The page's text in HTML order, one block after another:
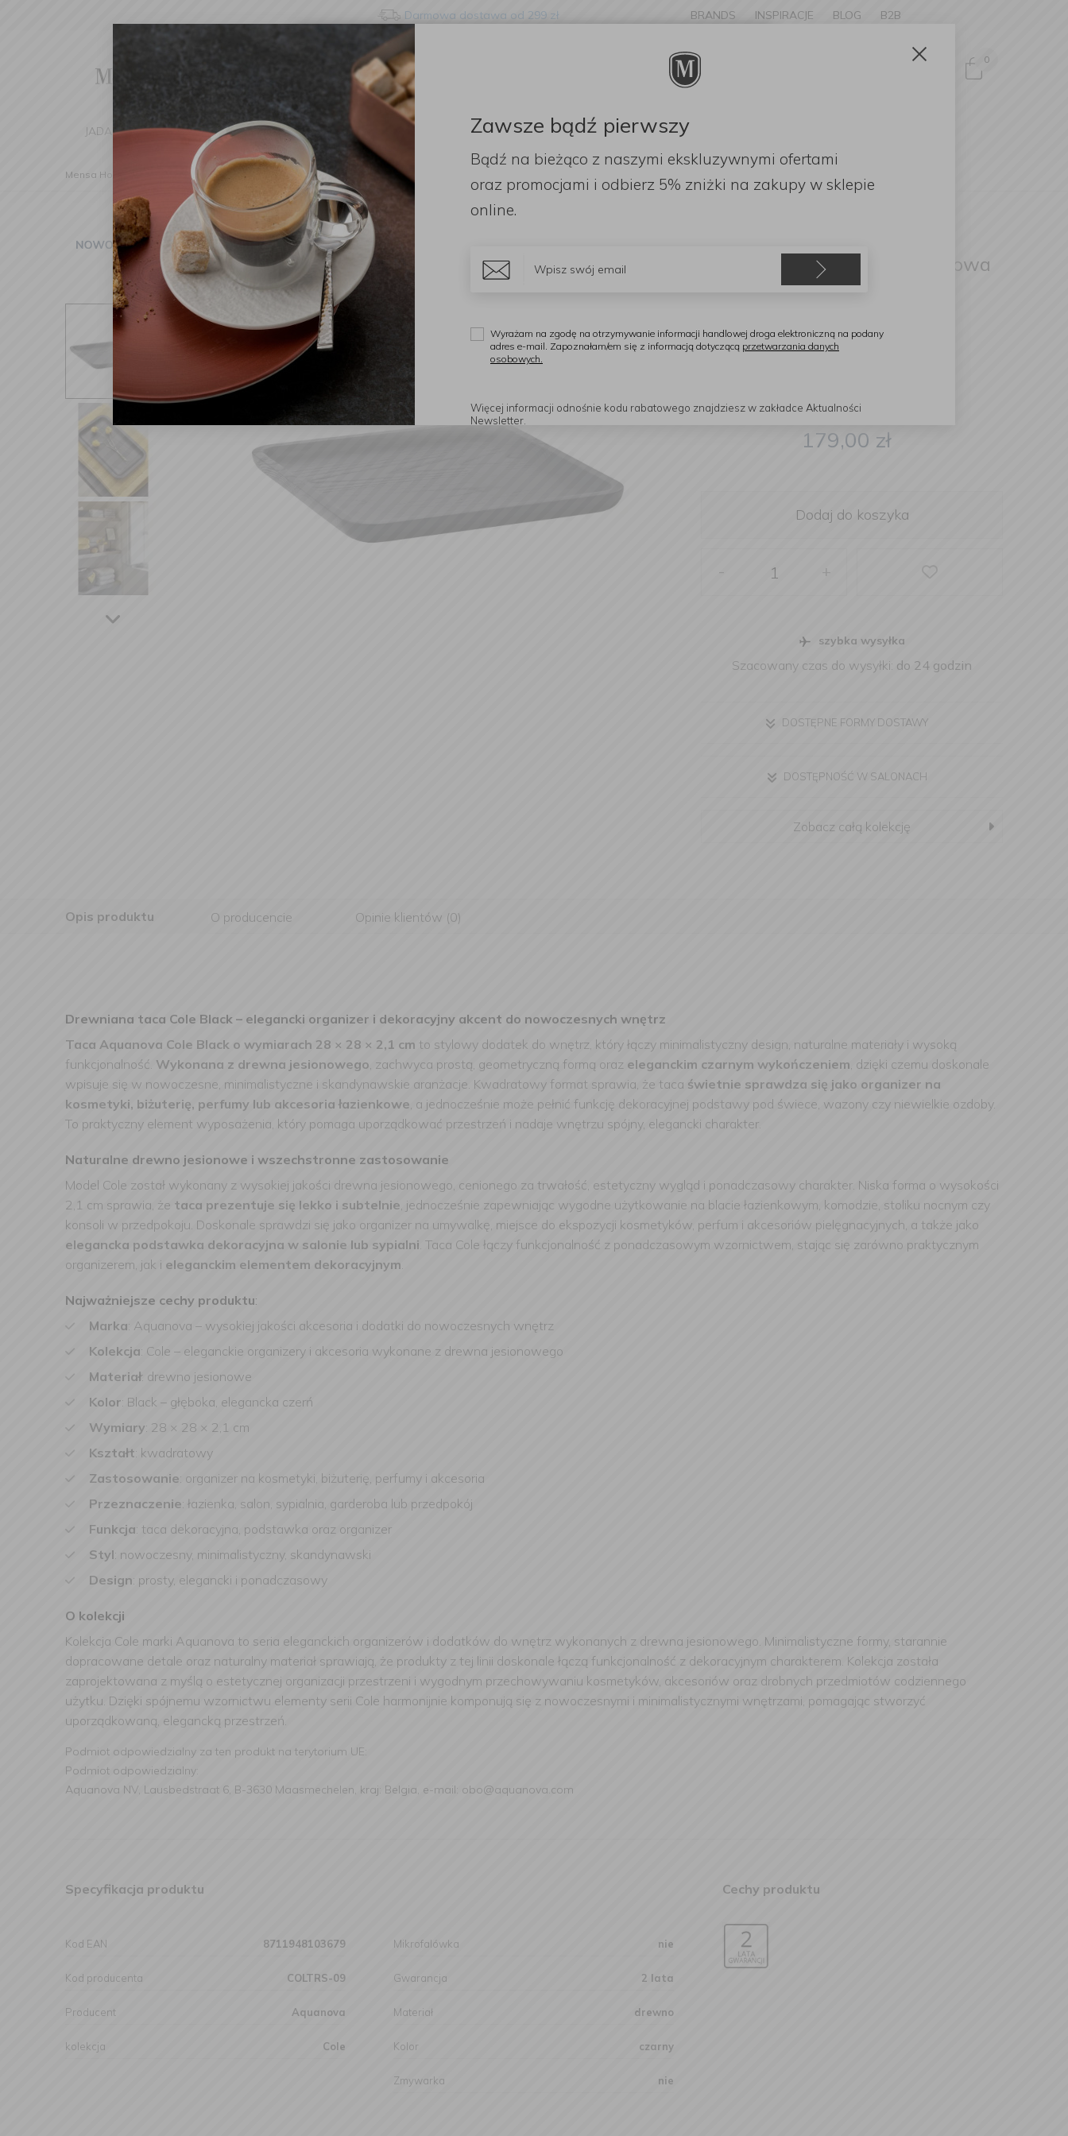
Darmowa dostawa od 299 zł BRANDS INSPIRACJE BLOG B2B
0
JADALNIA KUCHNIA DOM DEKORACJE ZAPACHY DODATKI OGRÓD
Mensa Home Dekoracje Tace Taca Cole 28x28cm kwadratowa czarna
Taca Cole 28x28cm kwadratowa
179,00 zł
Dodaj do koszyka
-
szybka wysyłka
Szacowany czas do wysyłki: do 24 godzin
DOSTĘPNE FORMY DOSTAWY
DOSTĘPNOŚĆ W SALONACH
Zobacz całą kolekcję
Opis produktu O producencie Opinie klientów (0)
Drewniana taca Cole Black – elegancki organizer i dekoracyjny akcent do nowoczesnych wnętrz
Taca Aquanova Cole Black o wymiarach 28 × 28 × 2,1 cm to stylowy dodatek do wnętrz, który łączy minimalistyczny design, naturalne materiały i wysoką
funkcjonalność. Wykonana z drewna jesionowego, zachwyca prostą, geometryczną formą oraz eleganckim czarnym wykończeniem, dzięki czemu doskonale
wpisuje się w nowoczesne, minimalistyczne i skandynawskie aranżacje. Kwadratowy format sprawia, że taca świetnie sprawdza się jako organizer na
kosmetyki, biżuterię, perfumy lub akcesoria łazienkowe, a jednocześnie może pełnić funkcję dekoracyjnej podstawy pod świece, wazony czy niewielkie ozdoby.
To praktyczny element wyposażenia, który pomaga uporządkować przestrzeń i nadaje wnętrzu spójny, elegancki charakter.
Naturalne drewno jesionowe i wszechstronne zastosowanie
Model Cole został wykonany z wysokiej jakości drewna jesionowego, cenionego za trwałość, estetyczny wygląd i ponadczasowy charakter. Niska forma o wysokości
2,1 cm sprawia, że taca prezentuje się lekko i subtelnie, jednocześnie zapewniając wygodne użytkowanie na blacie łazienkowym, komodzie, stoliku nocnym czy
konsoli w przedpokoju. Doskonale sprawdzi się jako organizer na umywalkę, miejsce do ekspozycji kosmetyków, perfum i akcesoriów pielęgnacyjnych, a także jako
elegancka podstawka dekoracyjna w salonie lub sypialni. Taca Cole łączy funkcjonalność z ponadczasowym wzornictwem, stając się zarówno praktycznym
organizerem, jak i eleganckim elementem dekoracyjnym.
Najważniejsze cechy produktu:
Marka: Aquanova – wysokiej jakości akcesoria i dodatki do nowoczesnych wnętrz
Kolekcja: Cole – eleganckie organizery i akcesoria wykonane z drewna jesionowego
Materiał: drewno jesionowe
Kolor: Black – głęboka, elegancka czerń
Wymiary: 28 × 28 × 2,1 cm
Kształt: kwadratowy
Zastosowanie: organizer na kosmetyki, biżuterię, perfumy i akcesoria
Przeznaczenie: łazienka, salon, sypialnia, garderoba lub przedpokój
Funkcja: taca dekoracyjna, podstawka oraz organizer
Styl: nowoczesny, minimalistyczny, skandynawski
Design: prosty, elegancki i ponadczasowy
O kolekcji
Kolekcja Cole marki Aquanova to seria eleganckich organizerów i dodatków do wnętrz wykonanych z drewna jesionowego. Minimalistyczne formy, starannie
dopracowane detale oraz naturalny materiał sprawiają, że produkty z tej linii doskonale łączą funkcjonalność z dekoracyjnym charakterem. Kolekcja została
zaprojektowana z myślą o estetycznej organizacji przestrzeni i wygodnym przechowywaniu kosmetyków, akcesoriów oraz drobnych przedmiotów codziennego
użytku. Dzięki spójnemu wzornictwu elementy serii Cole harmonijnie komponują się z nowoczesnymi i minimalistycznymi wnętrzami, pomagając stworzyć
uporządkowaną, elegancką przestrzeń.
Podmiot odpowiedzialny za ten produkt na terytorium UE:
Podmiot odpowiedzialny:
Aquanova NV, Lausbedstraat 6, B-3630 Maasmechelen, kraj: Belgia, e-mail: obo@aquanova.com
Specyfikacja produktu
Kod EAN 8711948103679
Kod producenta COLTRS-09
Producent Aquanova
kolekcja Cole
Mikrofalówka nie
Gwarancja 2 lata
Materiał drewno
Kolor czarny
Zmywarka nie
Cechy produktu
Change language?
We've detected that your browser language is not Polish. Would you like to
switch to the English version of our website?
Stay here Switch to English
Zawsze bądź pierwszy
Bądź na bieżąco z naszymi ekskluzywnymi ofertami
oraz promocjami i odbierz 5% zniżki na zakupy w sklepie
online.
Wyrażam na zgodę na otrzymywanie informacji handlowej droga elektroniczną na podany
adres e-mail. Zapoznałam/em się z informacją dotyczącą przetwarzania danych
osobowych.
Więcej informacji odnośnie kodu rabatowego znajdziesz w zakładce Aktualności
Newsletter.